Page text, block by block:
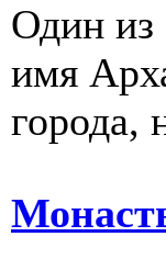
Один из
имя
города,